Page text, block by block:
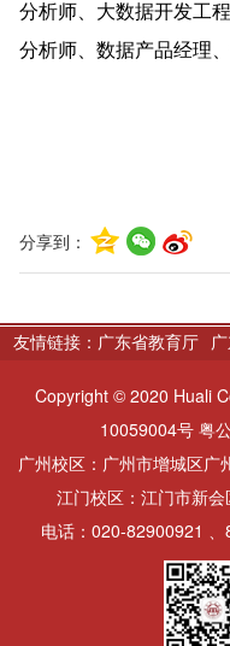
分析师、大数据开发工
分析师、数据产品经理
分享到：
友情链接： 广东省教育厅
Copyright © 2020 Huali
10059004号 粤
广州校区：广州市增城区
江门校区：江门市新
电话：020-82900921